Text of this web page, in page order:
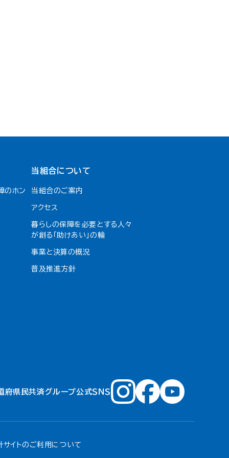
のホン
当組合について
当組合のご案内
アクセス
暮らしの保障を必要とする人々
が創る「助けあい」の輪
事業と決算の概況
普及推進方針
府県民共済グループ公式ＳＮＳ
サイトのご利用について